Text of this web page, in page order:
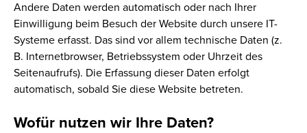
Andere Daten werden automatisch oder nach Ihrer
Einwilligung beim Besuch der Website durch unsere IT-
Systeme erfasst. Das sind vor allem technische Daten (z.
B. Internetbrowser, Betriebssystem oder Uhrzeit des
Seitenaufrufs). Die Erfassung dieser Daten erfolgt
automatisch, sobald Sie diese Website betreten.
Wofür nutzen wir Ihre Daten?